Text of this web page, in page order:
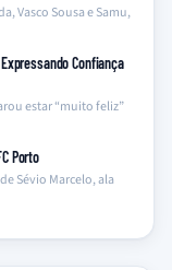
Vasco Sousa e Samu,
Confiança
estar “muito feliz”
Porto
Sévio Marcelo, ala